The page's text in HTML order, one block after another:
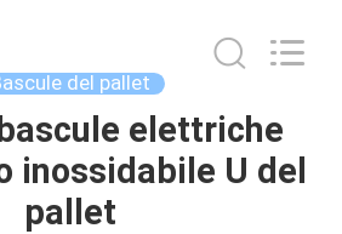
del pallet
elettriche
inossidabile U del
pallet